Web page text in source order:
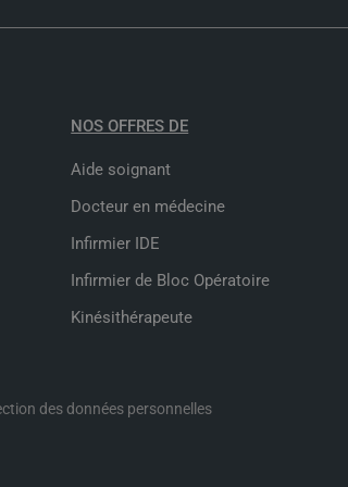
NOS OFFRES DE
Aide soignant
Docteur en médecine
Infirmier IDE
Infirmier de Bloc Opératoire
Kinésithérapeute
des données personnelles